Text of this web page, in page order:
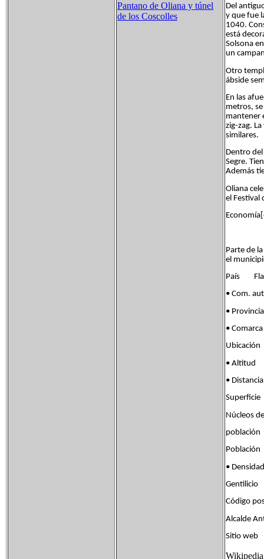
Pantano de Oliana y túnel
de los Coscolles
Del
y que fue
1040.
está
Solsona
un
Otro
ábside
En las
metros,
mantener
zig-zag.
similares.
Dentro
Segre.
Además
Oliana
el Festival
Parte de
el
País Flag
• Com.
•
•
Ubicación
•
•
Núcleos de
•
Código
Alcalde
Sitio
Wikipedia